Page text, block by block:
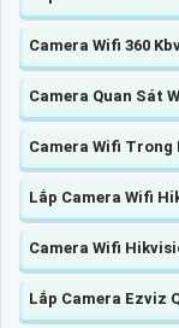
Camera Wifi 360
Camera Quan Sát
Camera Wifi Trong
Lắp Camera Wifi
Camera Wifi
Lắp Camera Ezviz